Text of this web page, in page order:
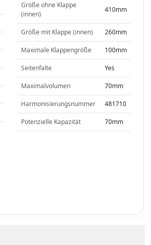
Größe ohne Klappe
(innen)
410mm
Größe mit Klappe (innen) 260mm
Maximale Klappengröße 100mm
Seitenfalte Yes
Maximalvolumen 70mm
Harmonisierungsnummer 481710
Potenzielle Kapazität 70mm